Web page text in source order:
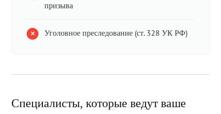
призыва
Уголовное преследование (ст. 328 УК РФ)
Специалисты, которые ведут ваше